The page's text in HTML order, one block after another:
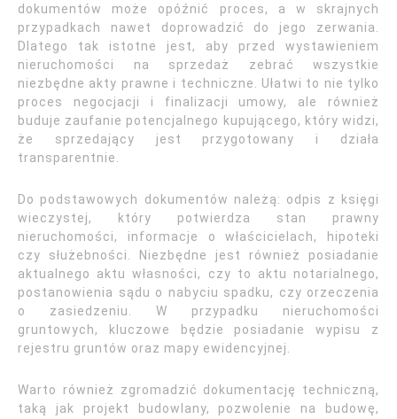
dokumentów może opóźnić proces, a w skrajnych
przypadkach nawet doprowadzić do jego zerwania.
Dlatego tak istotne jest, aby przed wystawieniem
nieruchomości na sprzedaż zebrać wszystkie
niezbędne akty prawne i techniczne. Ułatwi to nie tylko
proces negocjacji i finalizacji umowy, ale również
buduje zaufanie potencjalnego kupującego, który widzi,
że sprzedający jest przygotowany i działa
transparentnie.
Do podstawowych dokumentów należą: odpis z księgi
wieczystej, który potwierdza stan prawny
nieruchomości, informacje o właścicielach, hipoteki
czy służebności. Niezbędne jest również posiadanie
aktualnego aktu własności, czy to aktu notarialnego,
postanowienia sądu o nabyciu spadku, czy orzeczenia
o zasiedzeniu. W przypadku nieruchomości
gruntowych, kluczowe będzie posiadanie wypisu z
rejestru gruntów oraz mapy ewidencyjnej.
Warto również zgromadzić dokumentację techniczną,
taką jak projekt budowlany, pozwolenie na budowę,